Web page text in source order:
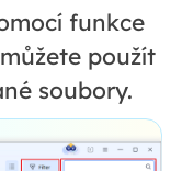
funkce
použít
soubory.